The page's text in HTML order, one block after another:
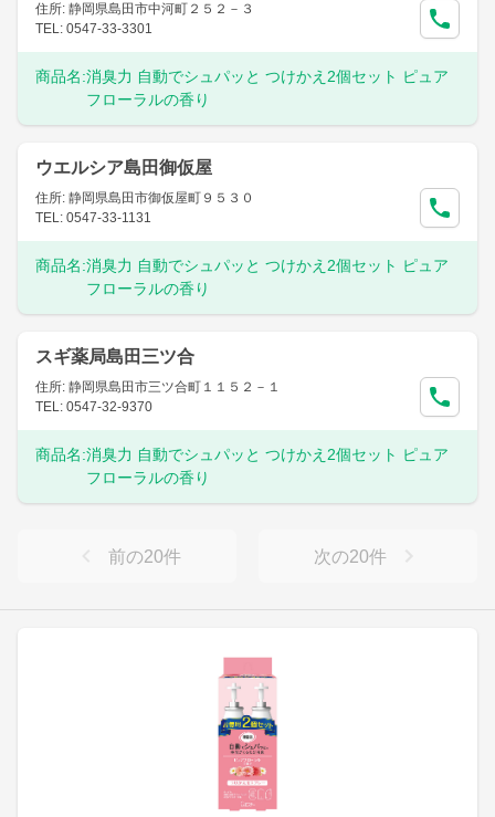
住所: 静岡県島田市中河町２５２－３
TEL: 0547-33-3301
商品名:消臭力 自動でシュパッと つけかえ2個セット ピュア
フローラルの香り
ウエルシア島田御仮屋
住所: 静岡県島田市御仮屋町９５３０
TEL: 0547-33-1131
商品名:消臭力 自動でシュパッと つけかえ2個セット ピュア
フローラルの香り
スギ薬局島田三ツ合
住所: 静岡県島田市三ツ合町１１５２－１
TEL: 0547-32-9370
商品名:消臭力 自動でシュパッと つけかえ2個セット ピュア
フローラルの香り
前の20件 次の20件